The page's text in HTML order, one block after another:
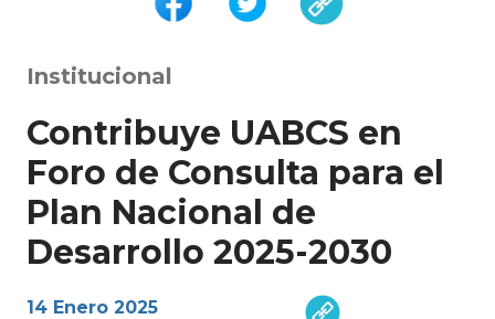
Institucional
Contribuye UABCS en
Foro de Consulta para el
Plan Nacional de
Desarrollo 2025-2030
14 Enero 2025